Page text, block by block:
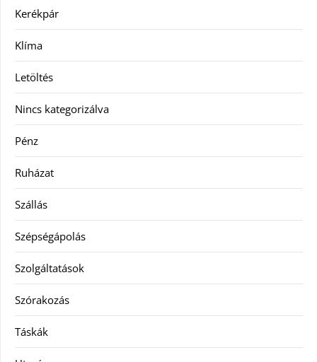
Kerékpár
Klíma
Letöltés
Nincs kategorizálva
Pénz
Ruházat
Szállás
Szépségápolás
Szolgáltatások
Szórakozás
Táskák